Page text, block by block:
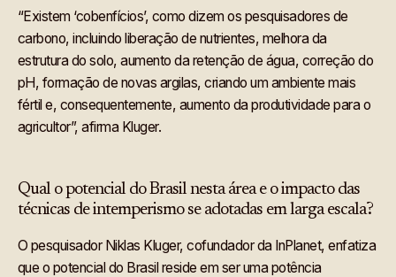
“Existem ‘cobenfícios’, como dizem os pesquisadores de
carbono, incluindo liberação de nutrientes, melhora da
estrutura do solo, aumento da retenção de água, correção do
pH, formação de novas argilas, criando um ambiente mais
fértil e, consequentemente, aumento da produtividade para o
agricultor”, afirma Kluger.
Qual o potencial do Brasil nesta área e o impacto das
técnicas de intemperismo se adotadas em larga escala?
O pesquisador Niklas Kluger, cofundador da InPlanet, enfatiza
que o potencial do Brasil reside em ser uma potência